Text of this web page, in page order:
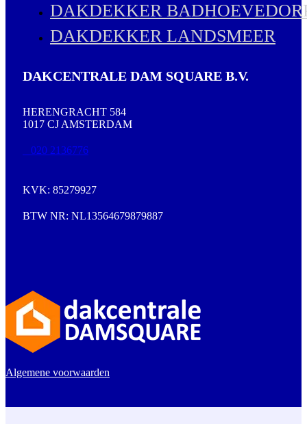
DAKDEKKER
DAKDEKKER LANDSMEER
DAKCENTRALE DAM SQUARE B.V.
HERENGRACHT 584
1017 CJ AMSTERDAM
020 2136776
KVK: 85279927
BTW NR: NL13564679879887
Algemene voorwaarden